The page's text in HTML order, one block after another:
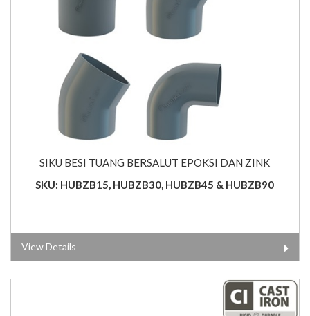
SIKU BESI TUANG BERSALUT EPOKSI DAN ZINK
SKU: HUBZB15, HUBZB30, HUBZB45 & HUBZB90
View Details